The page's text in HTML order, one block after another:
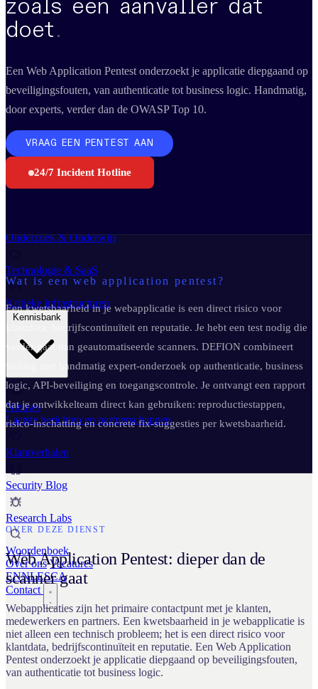
Business Continuity Services
Business Continuity & Recovery
Maakindustrie
Overheid
Retail & E-commerce
Onderzoek & Onderwijs
Technologie & SaaS
Kritieke infrastructuren
Nieuws
Laatste berichten en partnerschappen
Klantverhalen
Security Blog
Research Labs
Woordenboek
Over ons Vacatures
ENNLESCA
Contact
zoals een aanvaller dat
doet.
Een Web Application Pentest onderzoekt je applicatie diepgaand op
beveiligingsfouten, van authenticatie tot business logic. Handmatig,
door experts, verder dan de OWASP Top 10.
VRAAG EEN PENTEST AAN
24/7 Incident Hotline
Wat is een web application pentest?
Een kwetsbaarheid in je webapplicatie is een direct risico voor
klantdata, bedrijfscontinuïteit en reputatie. Je hebt een test nodig die
verder gaat dan geautomatiseerde scanners. DEFION combineert
tooling met handmatig expert-onderzoek op authenticatie, business
logic, API-beveiliging en toegangscontrole. Je ontvangt een rapport
dat je ontwikkelteam direct kan gebruiken: reproductiestappen,
risico-inschatting en concrete fix-suggesties per kwetsbaarheid.
OVER DEZE DIENST
Web Application Pentest: dieper dan de
scanner gaat
Webapplicaties zijn het primaire contactpunt met je klanten,
medewerkers en partners. Een kwetsbaarheid in je webapplicatie is
niet alleen een technisch probleem; het is een direct risico voor
klantdata, bedrijfscontinuïteit en reputatie. Een Web Application
Pentest onderzoekt je applicatie diepgaand op beveiligingsfouten,
van authenticatie tot business logic.